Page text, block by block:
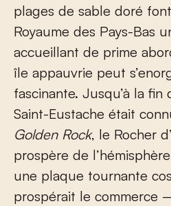
plages de sable doré
Royaume des Pays-Bas
accueillant de prime
île appauvrie peut
fascinante. Jusqu’à la fin
Saint-Eustache était
Golden Rock, le Rocher
prospère de
une plaque tournante
prospérait le commerce